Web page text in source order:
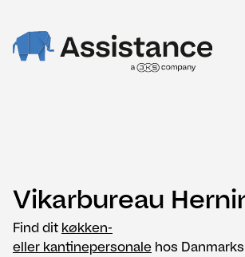
Vikarbureau
Find dit køkken-
eller kantinepersonale hos